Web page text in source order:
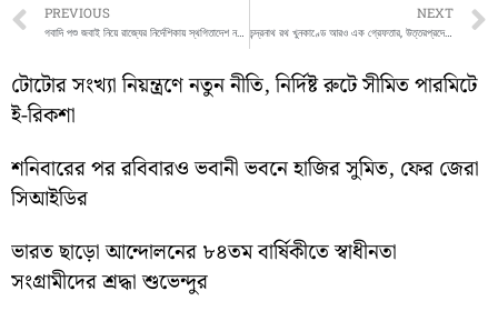
Prev
PREVIOUS
গবাদি পশু জবাই নিয়ে রাজ্যের নির্দেশিকায় স্থগিতাদেশ নয়, জনসমক্ষে জবাইয়ে নিষেধাজ্ঞা বহাল রাখল হাইকোর্ট
NEXT
চন্দ্রনাথ রথ খুনকাণ্ডে আরও এক গ্রেফতার, উত্তরপ্রদেশ থেকে নবীনকে পাকড়াও সিবিআইয়ের
টোটোর সংখ্যা নিয়ন্ত্রণে নতুন নীতি, নির্দিষ্ট রুটে সীমিত পারমিটে
ই-রিকশা
শনিবারের পর রবিবারও ভবানী ভবনে হাজির সুমিত, ফের জেরা
সিআইডির
ভারত ছাড়ো আন্দোলনের ৮৪তম বার্ষিকীতে স্বাধীনতা
সংগ্রামীদের শ্রদ্ধা শুভেন্দুর